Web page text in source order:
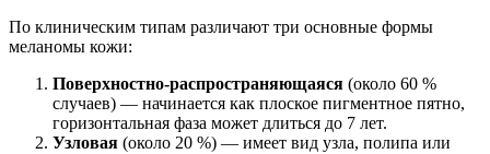
По клиническим типам различают три основные формы
меланомы кожи:
Поверхностно-распространяющаяся (около 60 %
случаев) — начинается как плоское пигментное пятно,
горизонтальная фаза может длиться до 7 лет.
Узловая (около 20 %) — имеет вид узла, полипа или